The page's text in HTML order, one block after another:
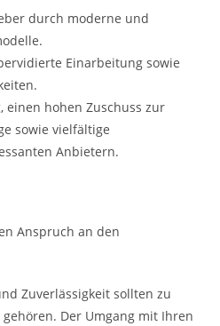
durch moderne und
Einarbeitung sowie
einen hohen Zuschuss zur
sowie vielfältige
Anbietern.
Anspruch an den
Zuverlässigkeit sollten zu
Der Umgang mit Ihren